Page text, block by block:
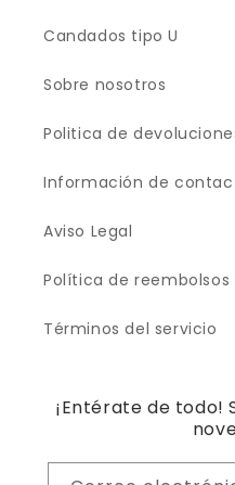
Candados tipo U
Sobre nosotros
Politica de
Información de
Aviso Legal
Política de reembolsos
Términos del servicio
¡Entérate de todo!